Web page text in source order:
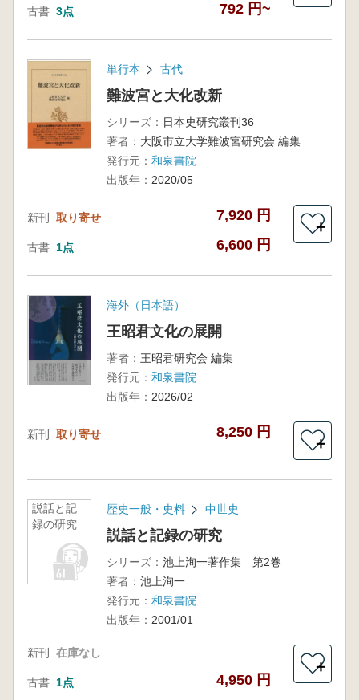
古書 3点 792 円~
単行本 古代
難波宮と大化改新
シリーズ： 日本史研究叢刊36
著者： 大阪市立大学難波宮研究会 編集
発行元： 和泉書院
出版年： 2020/05
新刊 取り寄せ 7,920 円
古書 1点 6,600 円
＋
海外（日本語）
王昭君文化の展開
著者： 王昭君研究会 編集
発行元： 和泉書院
出版年： 2026/02
新刊 取り寄せ 8,250 円
＋
説話と記
録の研究
歴史一般・史料 中世史
説話と記録の研究
シリーズ： 池上洵一著作集 第2巻
著者： 池上洵一
発行元： 和泉書院
出版年： 2001/01
新刊 在庫なし
古書 1点 4,950 円
＋